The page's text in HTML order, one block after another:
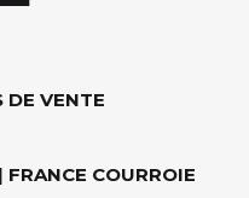
DE VENTE
FRANCE COURROIE